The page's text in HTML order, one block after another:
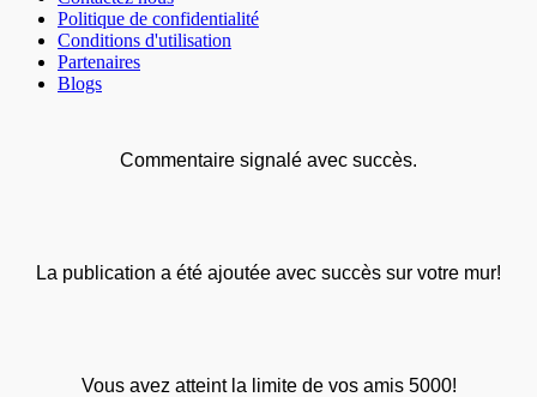
Politique de confidentialité
Conditions d'utilisation
Partenaires
Blogs
Commentaire signalé avec succès.
La publication a été ajoutée avec succès sur votre mur!
Vous avez atteint la limite de vos amis 5000!